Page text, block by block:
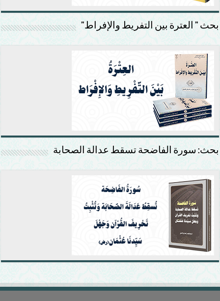
بحث ” العترة بين التفريط والإفراط”
بحث: سورة الفاضحة تسقط عدالة الصحابة